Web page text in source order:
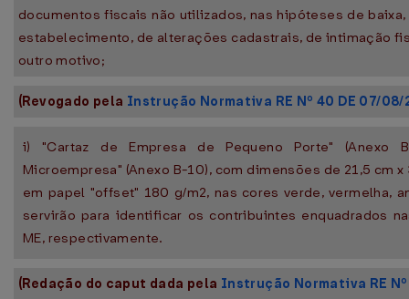
documentos fiscais não utilizados, nas hipóteses de
estabelecimento, de alterações cadastrais, de intimação
outro motivo;
(Revogado pela Instrução Normativa RE Nº 40 DE 07/08/
i) "Cartaz de Empresa de Pequeno Porte" (Anexo
Microempresa" (Anexo B-10), com dimensões de 21,5 cm
em papel "offset" 180 g/m2, nas cores verde, vermelha,
servirão para identificar os contribuintes enquadrados
ME, respectivamente.
(Redação do caput dada pela Instrução Normativa RE